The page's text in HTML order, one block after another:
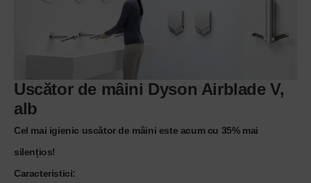
Uscător de mâini Dyson Airblade V,
alb
Cel mai igienic uscător de mâini este acum cu 35% mai
silențios!
Caracteristici: